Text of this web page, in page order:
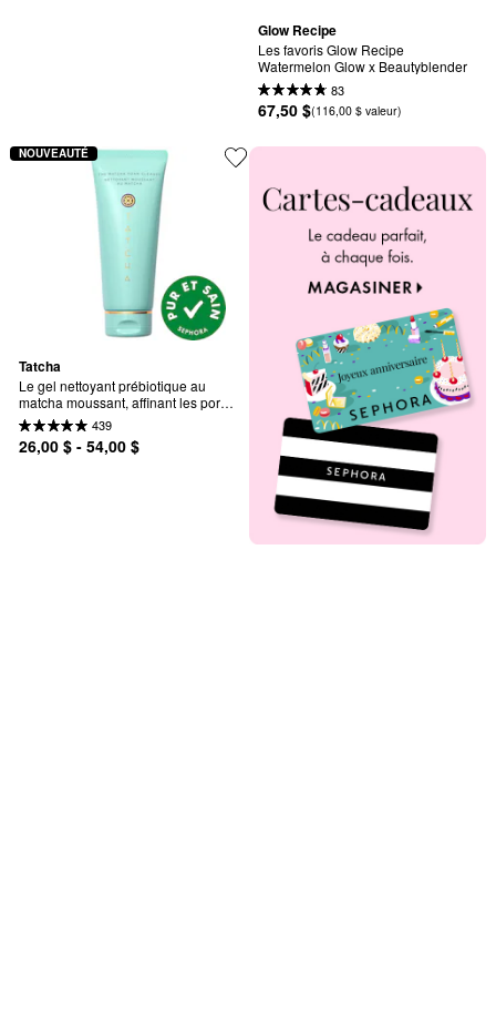
Glow Recipe
Les favoris Glow Recipe
Watermelon Glow x Beautyblender
83
67,50 $(116,00 $ valeur)
Tatcha
Le gel nettoyant prébiotique au
matcha moussant, affinant les pores
et régulant le sébum
439
26,00 $ - 54,00 $
NOUVEAUTÉ